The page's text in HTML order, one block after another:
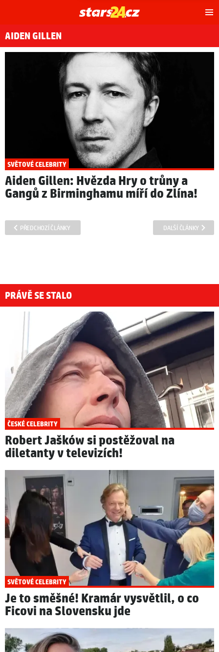
AIDEN GILLEN
SVĚTOVÉ CELEBRITY
Aiden Gillen: Hvězda Hry o trůny a
Gangů z Birminghamu míří do Zlína!
PŘEDCHOZÍ ČLÁNKY DALŠÍ ČLÁNKY
PRÁVĚ SE STALO
ČESKÉ CELEBRITY
Robert Jašków si postěžoval na
diletanty v televizích!
SVĚTOVÉ CELEBRITY
Je to směšné! Kramár vysvětlil, o co
Ficovi na Slovensku jde